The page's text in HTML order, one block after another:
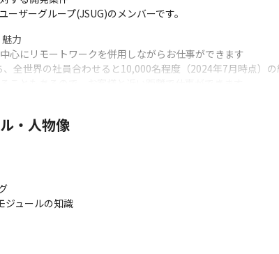
ザーグループ(JSUG)のメンバーです。
力
心にリモートワークを併用しながらお仕事ができます
、全世界の社員合わせると10,000名程度（2024年7月時点）
・人物像
ジュールの知識